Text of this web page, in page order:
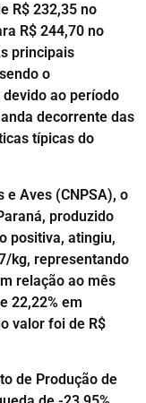
R$ 232,35 no
R$ 244,70 no
principais
o
ao período
decorrente das
típicas do
e Aves (CNPSA), o
produzido
positiva, atingiu,
kg, representando
relação ao mês
22,22% em
valor foi de R$
de Produção de